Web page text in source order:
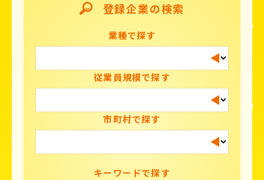
登録企業の検索
業種で探す
従業員規模で探す
市町村で探す
キーワードで探す